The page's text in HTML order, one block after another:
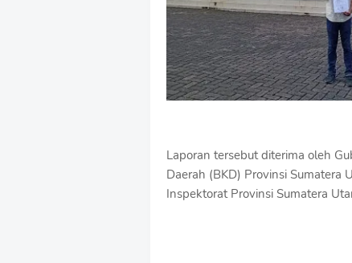
Laporan tersebut diterima oleh
Daerah (BKD) Provinsi Sumatera
Inspektorat Provinsi Sumatera